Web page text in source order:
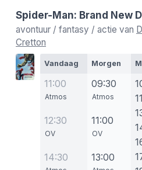
Spider-Man: Brand New
avontuur / fantasy / actie van
Cretton
Vandaag Morgen
11:00
Atmos
12:30
OV
14:30
09:30
Atmos
11:00
OV
13:00